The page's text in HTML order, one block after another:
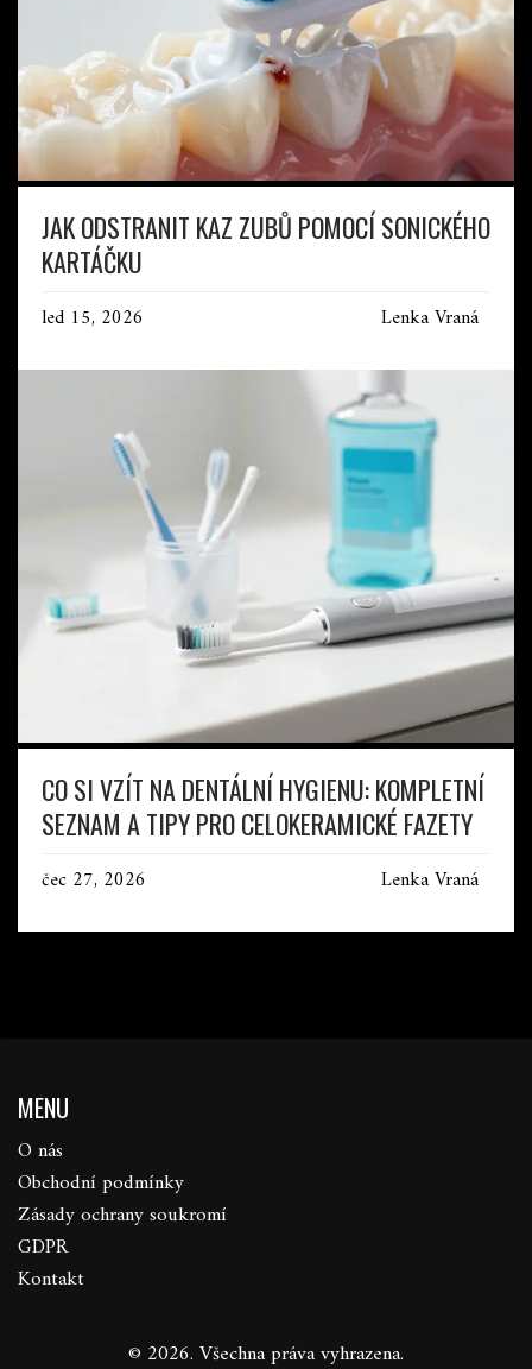
JAK ODSTRANIT KAZ ZUBŮ POMOCÍ SONICKÉHO
KARTÁČKU
led 15, 2026 Lenka Vraná
CO SI VZÍT NA DENTÁLNÍ HYGIENU: KOMPLETNÍ
SEZNAM A TIPY PRO CELOKERAMICKÉ FAZETY
čec 27, 2026 Lenka Vraná
MENU
O nás
Obchodní podmínky
Zásady ochrany soukromí
GDPR
Kontakt
© 2026. Všechna práva vyhrazena.